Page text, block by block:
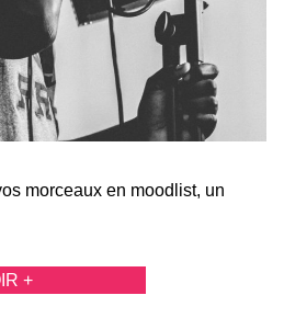
morceaux en moodlist, un
+